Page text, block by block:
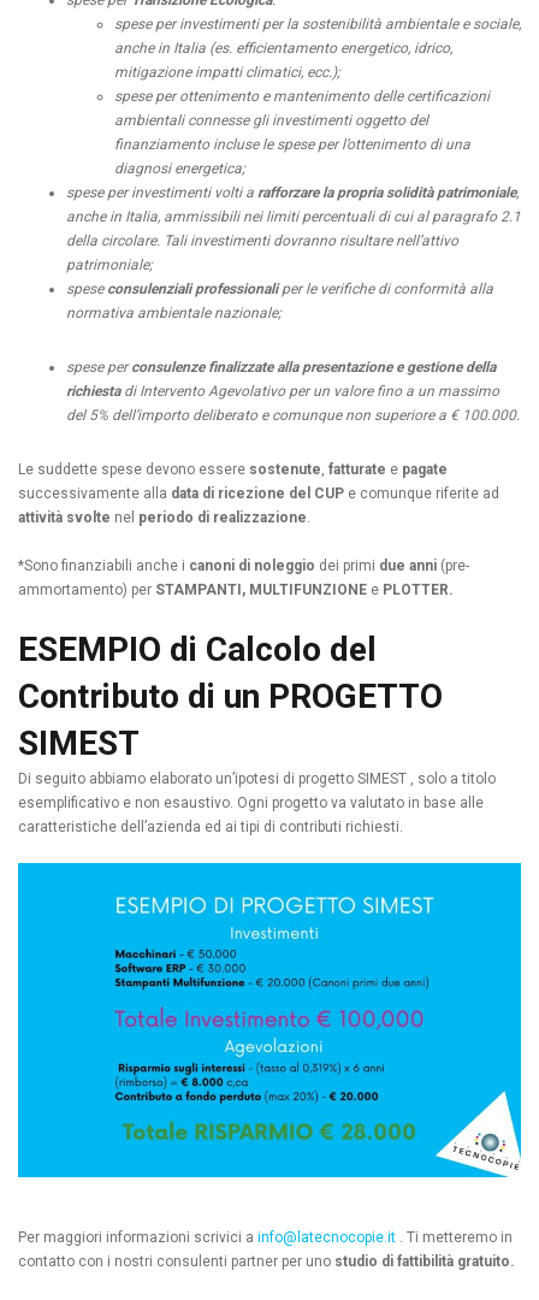
spese per investimenti per la sostenibilità ambientale e sociale,
anche in Italia (es. efficientamento energetico, idrico,
mitigazione impatti climatici, ecc.);
spese per ottenimento e mantenimento delle certificazioni
ambientali connesse gli investimenti oggetto del
finanziamento ‌incluse le spese per l’ottenimento di una
diagnosi energetica;
spese per investimenti volti a rafforzare la propria solidità patrimoniale,
anche in Italia, ammissibili nei limiti percentuali di cui al paragrafo 2.1
della circolare. Tali investimenti dovranno risultare nell’attivo
patrimoniale;
spese consulenziali professionaliper le verifiche di conformità alla
normativa ambientale nazionale;
spese perconsulenze finalizzate alla presentazione e gestione della
richiestadi Intervento Agevolativo per un valore fino a un massimo
del 5% dell’importo deliberato e comunque non superiore a € 100.000.
Le suddette spese devono essere sostenute, fatturate e pagate
successivamente alla data di ricezione del CUP e comunque riferite ad
attività svolte nel periodo di realizzazione.
*Sono finanziabili anche i canoni di noleggio dei primi due anni (pre-
ammortamento) per STAMPANTI, MULTIFUNZIONE e PLOTTER.
ESEMPIO di Calcolo del
Contributo di un PROGETTO
SIMEST
Di seguito abbiamo elaborato un’ipotesi di progetto SIMEST , solo a titolo
esemplificativo e non esaustivo. Ogni progetto va valutato in base alle
caratteristiche dell’azienda ed ai tipi di contributi richiesti.
Per maggiori informazioni scrivici a info@latecnocopie.it . Ti metteremo in
contatto con i nostri consulenti partner per uno studio di fattibilità gratuito.